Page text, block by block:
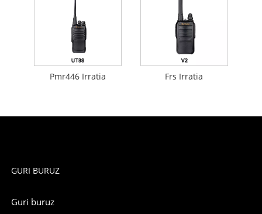
Pmr446 Irratia Frs Irratia
GURI BURUZ
Guri buruz